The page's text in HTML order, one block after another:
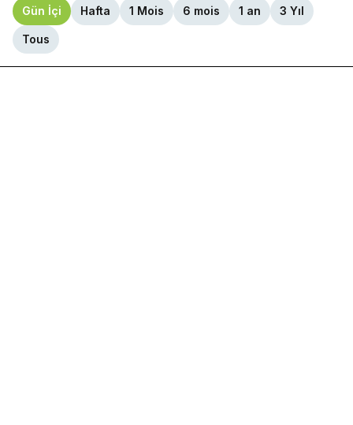
Gün İçi Hafta 1 Mois 6 mois 1 an 3 Yıl
Tous